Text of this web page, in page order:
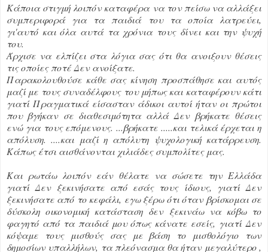
Κάποια στιγμή λοιπόν καταφέρα να τον πείσω να αλλάξει
συμπεριφορά για τα παιδιά του τα οποία λατρεύει,
γι'αυτό και όλα αυτά τα χρόνια τους δίνει και την ψυχή
του.
Άρχισε να ελπίζει στα λόγια σας ότι θα ανοιξουν θέσεις
τις οποίες ποτέ Δεν ανοίξατε.
Παρακολουθούσε κάθε σας κίνηση προσπάθησε και αυτός
μαζί με τους συναδέλφους του μήπως και καταφέρουν κάτι
γιατί Πραγματικά είσασταν άδικοι αυτοί ήταν οι πρώτοι
που βγήκαν σε διαθεσιμότητα αλλά Δεν βρήκατε θέσεις
ενώ για τους επόμενους. ...βρήκατε .....και τελικά έρχεται η
απόλυση. ....και μαζί η απόλυτη ψυχολογική κατάρρευση.
Κάπως έτσι αισθάνονται χιλιάδες συμπολίτες μας.
Και ρωτάω λοιπόν εάν θέλατε να σώσετε την Ελλάδα
γιατί Δεν ξεκινήσατε από εσάς τους ίδιους, γιατί Δεν
ξεκινήσατε από το κεφάλι, εγω ξέρω ότι όταν βρίσκομαι σε
δύσκολη οικονομική κατάσταση δεν ξεκινάω να κόβω το
φαγητό από τα παιδιά μου όπως κάνατε εσείς, γιατί Δεν
κόψαμε τους μισθούς σας με βάση το μισθολόγιο των
δημοσίων υπαλλήλων, τα πλεόνασμα θα ήταν μεγαλύτερο ,